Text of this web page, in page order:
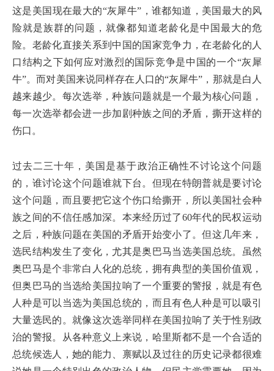
这是美国现在最大的“灰犀牛”，谁都知道，美国最大的风
险就是族群的问题，就像都知道老龄化是中国最大的危
险。老龄化直接关系到中国的国家竞争力，在老龄化的人
口结构之下如何应对激烈的国际竞争是中国的一个“灰犀
牛”。而对美国来说同样存在人口的“灰犀牛”，那就是白人
越来越少。每次选举，种族问题就是一个最为核心问题，
每一次选举都会进一步加剧种族之间的矛盾，撕开这样的
伤口。
过去二三十年，美国是基于政治正确性不讨论这个问题
的，谁讨论这个问题谁就下台。但现在特朗普就是要讨论
这个问题，而且要把它这个伤口给撕开，所以美国社会种
族之间的不信任感加深。本来经历过了60年代的民权运动
之后，种族问题在美国的矛盾开始变小了。但这几年来，
选民结构发生了变化，尤其是奥巴马当选美国总统。虽然
奥巴马是个非常白人化的总统，拥有典型的美国价值观，
但奥巴马的当选给美国拉响了一个重要的警报，就是有色
人种是可以当选为美国总统的，而且有色人种是可以吸引
大量选民的。就像这次选举同样在美国拉响了关于性别政
治的警报。从各种意义上来说，哈里斯都不是一个合适的
总统候选人，她的能力、禀赋以及过往的历史记录都很难